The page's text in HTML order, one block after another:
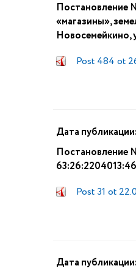
Постановление
«магазины»,
Новосемейкино,
Post 484 ot
Дата публикации:
Постановление
Post 31 ot
Дата публикации: